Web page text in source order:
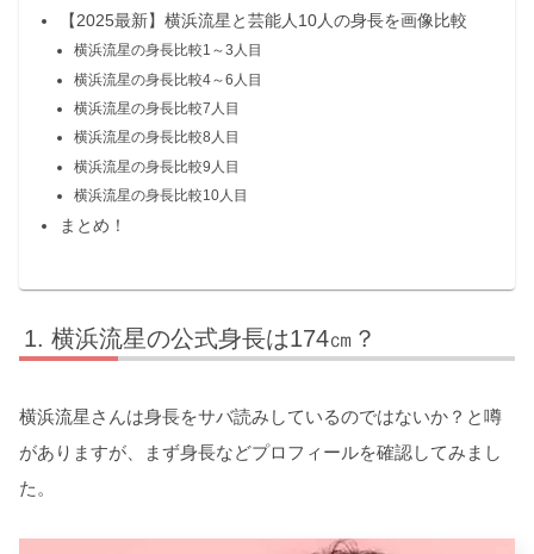
【2025最新】横浜流星と芸能人10人の身長を画像比較
横浜流星の身長比較1～3人目
横浜流星の身長比較4～6人目
横浜流星の身長比較7人目
横浜流星の身長比較8人目
横浜流星の身長比較9人目
横浜流星の身長比較10人目
まとめ！
横浜流星の公式身長は174㎝？
横浜流星さんは身長をサバ読みしているのではないか？と噂
がありますが、まず身長などプロフィールを確認してみまし
た。